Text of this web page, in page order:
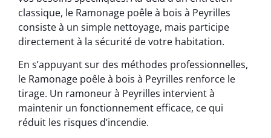
classique, le Ramonage poêle à bois à Peyrilles
consiste à un simple nettoyage, mais participe
directement à la sécurité de votre habitation.
En s’appuyant sur des méthodes professionnelles,
le Ramonage poêle à bois à Peyrilles renforce le
tirage. Un ramoneur à Peyrilles intervient à
maintenir un fonctionnement efficace, ce qui
réduit les risques d’incendie.